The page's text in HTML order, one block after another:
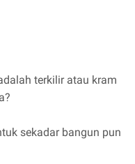
terkilir atau kram
sekadar bangun pun